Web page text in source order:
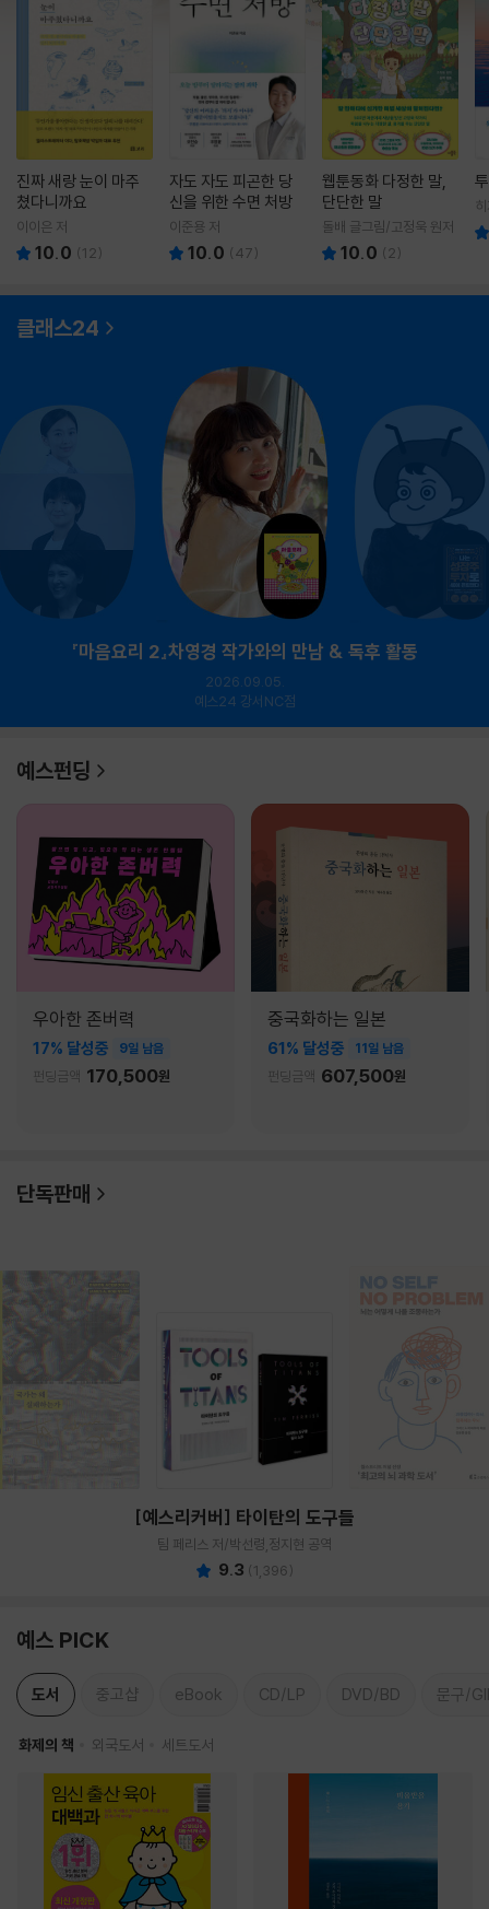
진짜 새랑 눈이 마주
쳤다니까요
이이은 저
10.0 (12)
자도 자도 피곤한 당
신을 위한 수면 처방
이준용 저
10.0 (47)
웹툰동화 다정한 말,
단단한 말
돌배 글그림/고정욱 원저
10.0 ( 2)
클래스24
『마음요리 2』차영경 작가와의 만남 & 독후 활동
2026.09.05.
예스24 강서NC점
예스펀딩
우아한 존버력
17% 달성중 9일 남음
펀딩금액 170,500원
중국화하는 일본
61% 달성중 11일 남음
펀딩금액 607,500원
단독판매
[예스리커버] 타이탄의 도구들
팀 페리스 저/박선령,정지현 공역
9.3 (1,396)
예스 PICK
도서 중고샵 eBook CD/LP DVD/BD 문구/
화제의 책 외국도서 세트도서